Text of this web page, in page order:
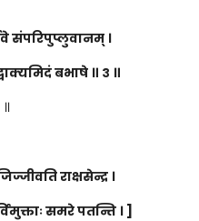
संपरिपुप्लुवानम् ।
बभाषे ॥ ३ ॥
राक्षसेन्द्र ।
समरे पतन्ति । ]